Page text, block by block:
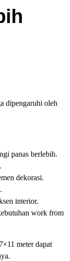
dipengaruhi oleh
panas berlebih.
dekorasi.
interior.
work from
meter dapat